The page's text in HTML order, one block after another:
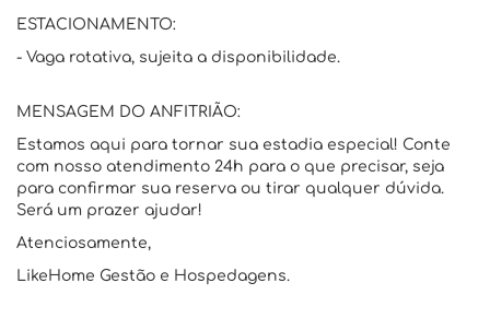
ESTACIONAMENTO:
- Vaga rotativa, sujeita a disponibilidade.
MENSAGEM DO ANFITRIÃO:
Estamos aqui para tornar sua estadia especial! Conte
com nosso atendimento 24h para o que precisar, seja
para confirmar sua reserva ou tirar qualquer dúvida.
Será um prazer ajudar!
Atenciosamente,
LikeHome Gestão e Hospedagens.